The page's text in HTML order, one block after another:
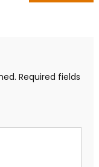
Required fields